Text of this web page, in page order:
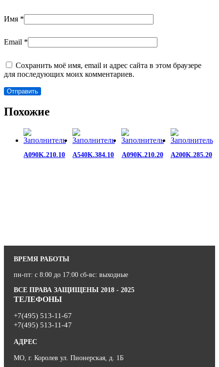
Имя *
Email *
Сохранить моё имя, email и адрес сайта в этом браузере
для последующих моих комментариев.
Похожие
A090K.210.10 A540K.384.10 A090K.210.20 A200K.285.20
ВРЕМЯ РАБОТЫ
пн-пт: с 8:00 до 17:00 сб-вс: выходные
ВСЕ ПРАВА ЗАЩИЩЕНЫ 2018 - 2025
ТЕЛЕФОНЫ
+7(495) 513-11-67
+7(495) 513-11-47
АДРЕС
МО, г. Королев ул. Пионерская, д. 1Б